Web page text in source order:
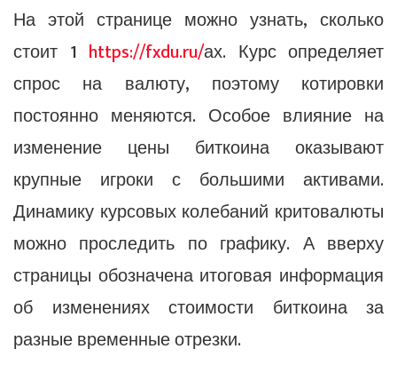
На этой странице можно узнать, сколько
стоит 1 https://fxdu.ru/ах. Курс определяет
спрос на валюту, поэтому котировки
постоянно меняются. Особое влияние на
изменение цены биткоина оказывают
крупные игроки с большими активами.
Динамику курсовых колебаний критовалюты
можно проследить по графику. А вверху
страницы обозначена итоговая информация
об изменениях стоимости биткоина за
разные временные отрезки.